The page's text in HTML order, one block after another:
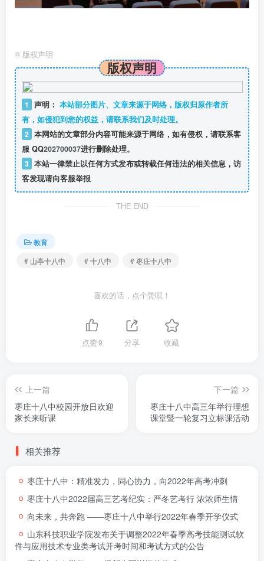
© 版权声明
版权声明
1 声明： 本站部分图片、文章来源于网络，版权归原作者所
有，如侵犯到您的权益，请联系我们及时处理。
2 本网站的文章部分内容可能来源于网络，如有侵权，请联系客
服 QQ202700037进行删除处理。
3 本站一律禁止以任何方式发布或转载任何违法的相关信息，访
客发现请向客服举报
THE END
教育
# 山亭十八中
# 十八中 # 枣庄十八中
喜欢的话，点个赞呗！
点赞9 分享 收藏
上一篇
枣庄十八中校园开放日欢迎
家长来听课
下一篇
枣庄十八中高三年举行理想
课堂暨一轮复习立标课活动
相关推荐
枣庄十八中：精准发力，同心协力，向2022年高考冲刺
枣庄十八中2022届高三艺考纪实：严冬艺考行 浓浓师生情
向未来，共奔跑 ――枣庄十八中举行2022年春季开学仪式
山东科技职业学院发布关于调整2022年春季高考技能测试软
件与应用技术专业类考试开考时间和考试方式的公告